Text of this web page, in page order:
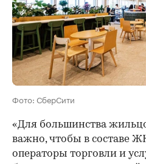
Фото: СберСити
«Для большинства
важно, чтобы в составе
операторы торговли и